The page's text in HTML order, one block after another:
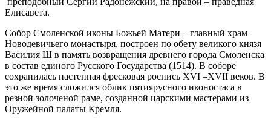
Елисавета.
Собор Смоленской иконы Божьей Матери – главный храм
Новодевичьего монастыря, построен по обету великого князя
Василия Ш в память возвращения древнего города Смоленска
в состав единого Русского Государства (1514). В соборе
сохранилась настенная фресковая роспись XVI –XVII веков. В
это же время сложился облик пятиярусного иконостаса в
резной золоченой раме, созданной царскими мастерами из
Оружейной палаты Кремля.